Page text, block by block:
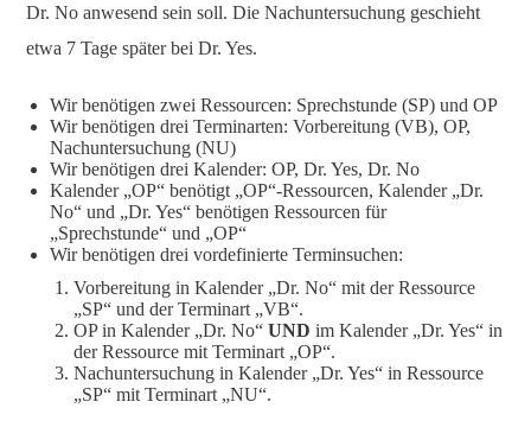
Dr. No anwesend sein soll. Die Nachuntersuchung geschieht
etwa 7 Tage später bei Dr. Yes.
Wir benötigen zwei Ressourcen: Sprechstunde (SP) und OP
Wir benötigen drei Terminarten: Vorbereitung (VB), OP,
Nachuntersuchung (NU)
Wir benötigen drei Kalender: OP, Dr. Yes, Dr. No
Kalender „OP“ benötigt „OP“-Ressourcen, Kalender „Dr.
No“ und „Dr. Yes“ benötigen Ressourcen für
„Sprechstunde“ und „OP“
Wir benötigen drei vordefinierte Terminsuchen:
Vorbereitung in Kalender „Dr. No“ mit der Ressource
„SP“ und der Terminart „VB“.
OP in Kalender „Dr. No“ UND im Kalender „Dr. Yes“ in
der Ressource mit Terminart „OP“.
Nachuntersuchung in Kalender „Dr. Yes“ in Ressource
„SP“ mit Terminart „NU“.